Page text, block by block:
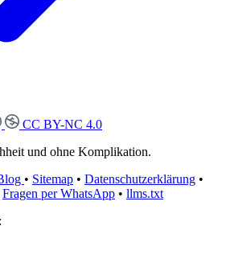
CC BY-NC 4.0
und ohne Komplikation.
• Sitemap • Datenschutzerklärung •
Fragen per WhatsApp • llms.txt